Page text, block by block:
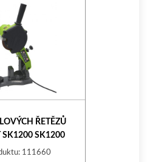
ŘETĚZŮ
SK1200 SK1200
111660